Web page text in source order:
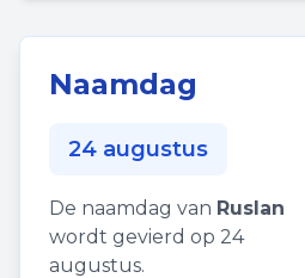
Naamdag
24 augustus
De naamdag van Ruslan
wordt gevierd op 24
augustus.